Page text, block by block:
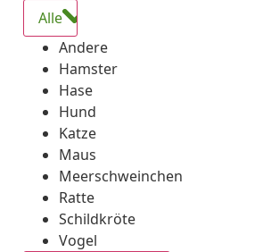
Alle
Andere
Hamster
Hase
Hund
Katze
Maus
Meerschweinchen
Ratte
Schildkröte
Vogel